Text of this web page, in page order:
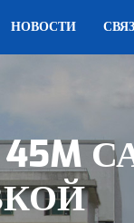
НОВОСТИ